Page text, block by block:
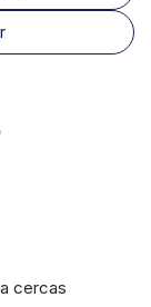
cercas